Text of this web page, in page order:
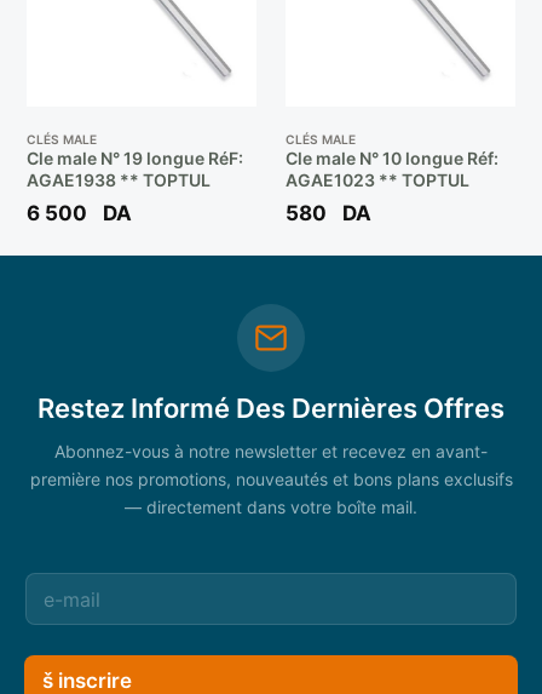
CLÉS MALE
Cle male N° 19 longue RéF:
AGAE1938 ** TOPTUL
6 500 DA
CLÉS MALE
Cle male N° 10 longue Réf:
AGAE1023 ** TOPTUL
580 DA
Restez Informé Des Dernières Offres
Abonnez-vous à notre newsletter et recevez en avant-
première nos promotions, nouveautés et bons plans exclusifs
— directement dans votre boîte mail.
š inscrire